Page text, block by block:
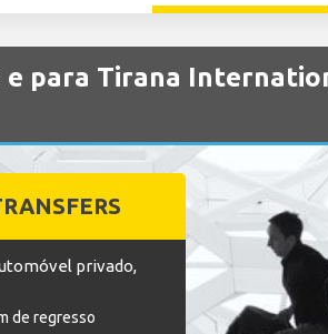
e para Tirana
privado,
de regresso